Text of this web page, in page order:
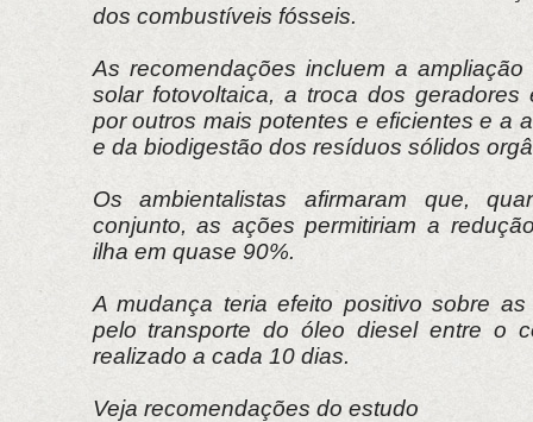
dos combustíveis fósseis.
As recomendações incluem a
solar fotovoltaica, a troca dos geradores
por outros mais potentes e eficientes e a
e da biodigestão dos resíduos sólidos
Os ambientalistas afirmaram que,
conjunto, as ações permitiriam a
ilha em quase 90%.
A mudança teria efeito positivo sobre
pelo transporte do óleo diesel entre o
realizado a cada 10 dias.
Veja recomendações do estudo